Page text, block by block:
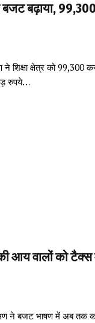
बजट बढ़ाया, 99,300
ने शिक्षा क्षेत्र को 99,300
रुपये…
आय वालों को टैक्स
ने बजट भाषण में अब तक